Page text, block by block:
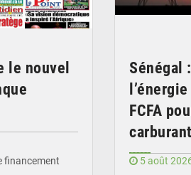
le nouvel
financement
Sénégal
FCFA
5 août